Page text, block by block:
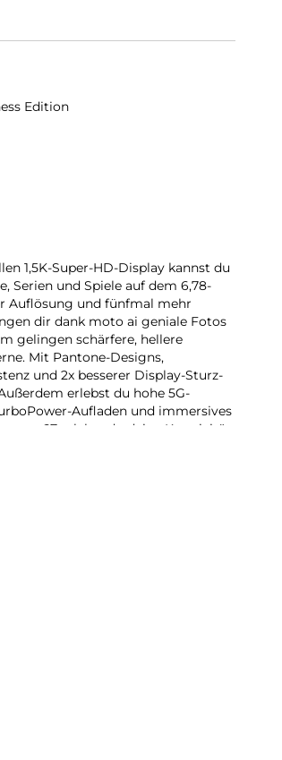
Edition
1,5K-Super-HD-Display kannst du
Serien und Spiele auf dem 6,78-
Auflösung und fünfmal mehr
dir dank moto ai geniale Fotos
gelingen schärfere, hellere
Mit Pantone-Designs,
und 2x besserer Display-Sturz-
erlebst du hohe 5G-
Aufladen und immersives
g67 erlebst du deine Kreativität